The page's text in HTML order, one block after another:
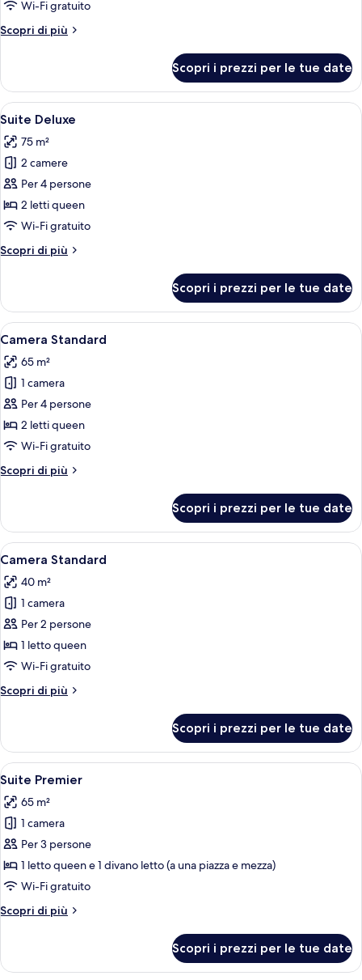
Wi-Fi gratuito
Scopri di più
Altri
Deluxe
Scopri i prezzi per le tue date
Apri
tutte
le
foto
per
Suite
Deluxe
Un letto a baldacchino con
6
Suite Deluxe
75 m²
2 camere
Per 4 persone
2 letti queen
Wi-Fi gratuito
Scopri di più
Altri
Deluxe
Scopri i prezzi per le tue date
Apri
tutte
le
foto
per
Camera
Standard
Camera d'albergo con due letti, un
6
Camera Standard
65 m²
1 camera
Per 4 persone
2 letti queen
Wi-Fi gratuito
Scopri di più
Altri
Standard
Scopri i prezzi per le tue date
Apri
tutte
le
foto
per
Camera
Standard
Una camera da letto con un letto,
6
Camera Standard
40 m²
1 camera
Per 2 persone
1 letto queen
Wi-Fi gratuito
Scopri di più
Altri
Standard
Scopri i prezzi per le tue date
Apri
tutte
le
foto
per
Suite
Premier
Una camera da letto con soffitto in
7
Suite Premier
65 m²
1 camera
Per 3 persone
1 letto queen e 1 divano letto (a una piazza e mezza)
Wi-Fi gratuito
Scopri di più
Altri
Premier
Scopri i prezzi per le tue date